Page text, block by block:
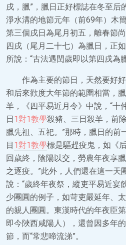
戌，臘”，臘日正好標誌在冬至后
淨水溝的地節元年（前69年）木
第三個戌日為尾月初五，離春節
四戌（尾月二十七）為臘日，正
所說：“古法遇閏歲即以第四戌為
作為主要的節日，天然要好
和后來歡度大年節的範圍相當，
羊，《四平易近月令》中說，“十
日1對1教學殺豬、三日殺羊，前
臘先祖、五祀。”那時，臘日的前
目 1對1教學標是驅趕疫鬼，如《
回歲終，陰陽以交，勞農年夜享
之逐疫。”此外，人們還在這一天
說：“歲終年夜祭，縱吏平易近宴
少團圓的例子，如苛吏嚴延年、
的親人團圓。東漢時代的年夜臣
即今陜西咸陽人），還曾因多年
節，而“常悲啼流涕”。